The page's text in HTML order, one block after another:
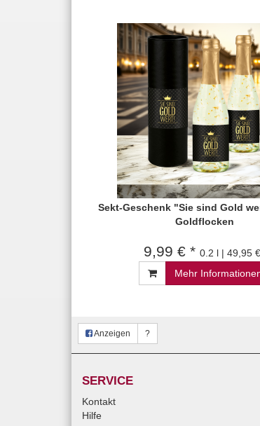
Sekt-Geschenk "Sie sind Gold
Goldflocken
9,99 € * 0.2 l | 49,95
Mehr
Anzeigen ?
SERVICE
Kontakt
Hilfe